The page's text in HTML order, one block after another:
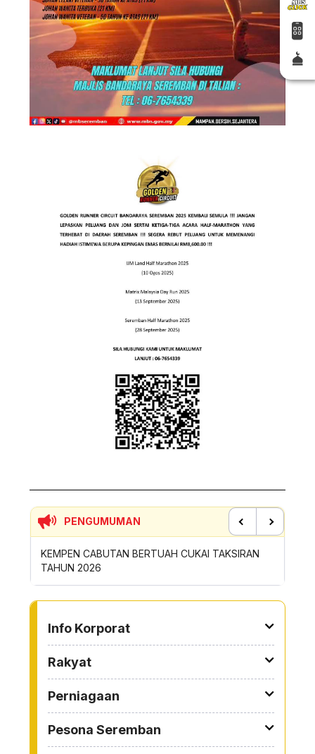
PENGUMUMAN
SUMBANGAN INSENTIF AKTIVITI GOTONG-
ROYONG MBS TAHUN 2026
Info Korporat
Rakyat
Perniagaan
Pesona Seremban